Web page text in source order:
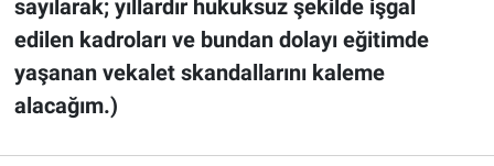
sayılarak; yıllardır hukuksuz şekilde işgal
edilen kadroları ve bundan dolayı eğitimde
yaşanan vekalet skandallarını kaleme
alacağım.)